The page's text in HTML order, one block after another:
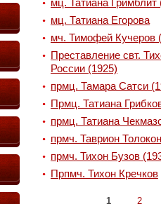
мц. Татиана Гримблит
мц. Татиана Егорова
мч. Тимофей Кучеров
Преставление свт.
России (1925)
прмц. Тамара Сатси
Прмц. Татиана
прмц. Татиана
прмч. Таврион
прмч. Тихон Бузов
Прпмч. Тихон Кречков
1 2